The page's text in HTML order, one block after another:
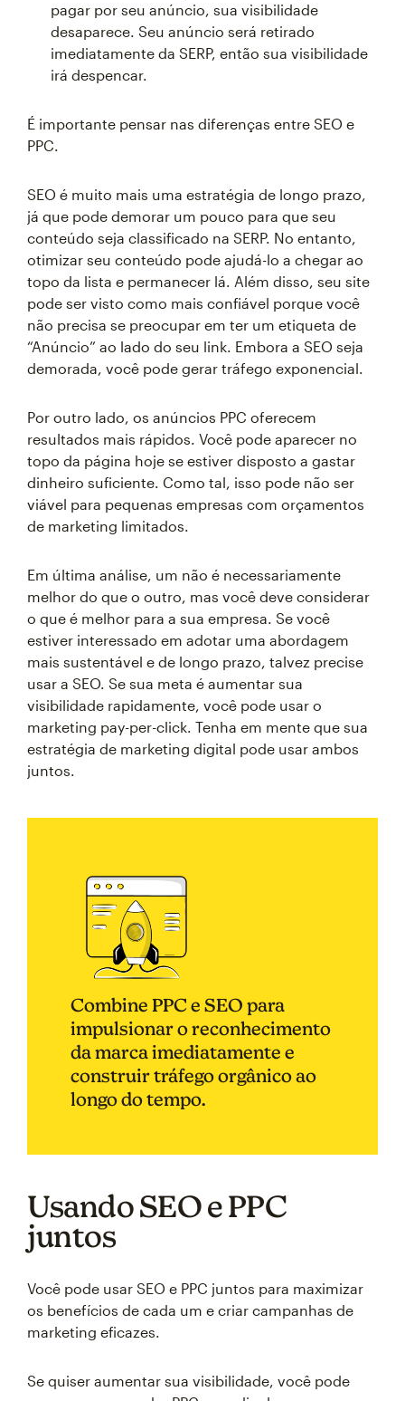
pagar por seu anúncio, sua visibilidade
desaparece. Seu anúncio será retirado
imediatamente da SERP, então sua visibilidade
irá despencar.
É importante pensar nas diferenças entre SEO e
PPC.
SEO é muito mais uma estratégia de longo prazo,
já que pode demorar um pouco para que seu
conteúdo seja classificado na SERP. No entanto,
otimizar seu conteúdo pode ajudá-lo a chegar ao
topo da lista e permanecer lá. Além disso, seu site
pode ser visto como mais confiável porque você
não precisa se preocupar em ter um etiqueta de
“Anúncio” ao lado do seu link. Embora a SEO seja
demorada, você pode gerar tráfego exponencial.
Por outro lado, os anúncios PPC oferecem
resultados mais rápidos. Você pode aparecer no
topo da página hoje se estiver disposto a gastar
dinheiro suficiente. Como tal, isso pode não ser
viável para pequenas empresas com orçamentos
de marketing limitados.
Em última análise, um não é necessariamente
melhor do que o outro, mas você deve considerar
o que é melhor para a sua empresa. Se você
estiver interessado em adotar uma abordagem
mais sustentável e de longo prazo, talvez precise
usar a SEO. Se sua meta é aumentar sua
visibilidade rapidamente, você pode usar o
marketing pay-per-click. Tenha em mente que sua
estratégia de marketing digital pode usar ambos
juntos.
Combine PPC e SEO para
impulsionar o reconhecimento
da marca imediatamente e
construir tráfego orgânico ao
longo do tempo.
Usando SEO e PPC
juntos
Você pode usar SEO e PPC juntos para maximizar
os benefícios de cada um e criar campanhas de
marketing eficazes.
Se quiser aumentar sua visibilidade, você pode